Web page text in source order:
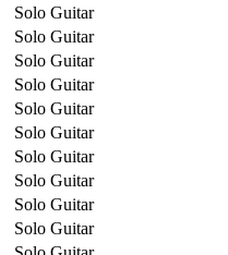
Solo Guitar
Solo Guitar
Solo Guitar
Solo Guitar
Solo Guitar
Solo Guitar
Solo Guitar
Solo Guitar
Solo Guitar
Solo Guitar